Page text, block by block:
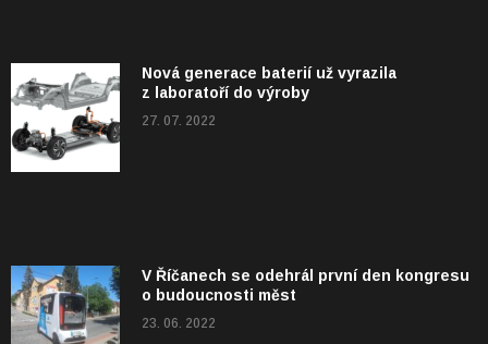
Nová generace baterií už vyrazila
z laboratoří do výroby
27. 07. 2022
V Říčanech se odehrál první den kongresu
o budoucnosti měst
23. 06. 2022